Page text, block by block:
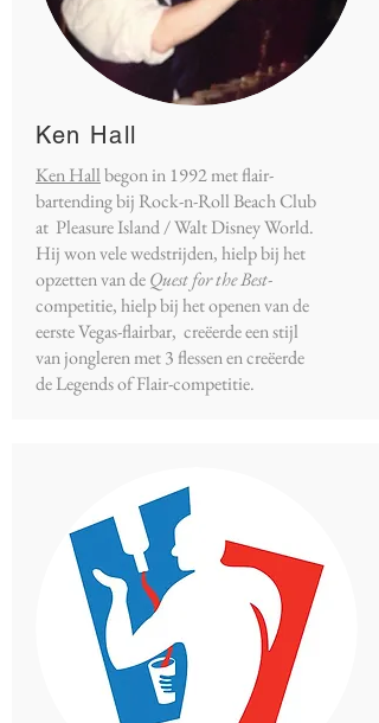
Ken Hall
Ken Hallbegon in 1992 met flair-
bartending bij Rock-n-Roll Beach Club
at Pleasure Island / Walt Disney World.
Hij won vele wedstrijden, hielp bij het
opzetten van deQuest for the Best-
competitie, hielp bij het openen van de
eerste Vegas-flairbar, creëerde een stijl
van jongleren met 3 flessen en creëerde
de Legends of Flair-competitie.